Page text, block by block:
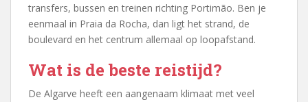
transfers, bussen en treinen richting Portimão. Ben je
eenmaal in Praia da Rocha, dan ligt het strand, de
boulevard en het centrum allemaal op loopafstand.
Wat is de beste reistijd?
De Algarve heeft een aangenaam klimaat met veel